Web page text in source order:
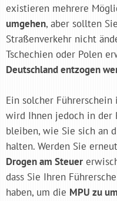
existieren mehrere
umgehen, aber sollten
Straßenverkehr nicht
Tschechien oder Polen
Deutschland entzogen
Ein solcher Führerschein
wird Ihnen jedoch in der
bleiben, wie Sie sich an
halten. Werden Sie
Drogen am Steuer
dass Sie Ihren
haben, um die MPU zu